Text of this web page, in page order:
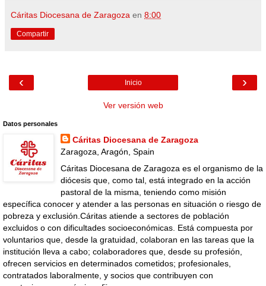
Cáritas Diocesana de Zaragoza en 8:00
Compartir
‹ ›
Inicio
Ver versión web
Datos personales
Cáritas Diocesana de Zaragoza
Zaragoza, Aragón, Spain
Cáritas Diocesana de Zaragoza es el organismo de la
diócesis que, como tal, está integrado en la acción
pastoral de la misma, teniendo como misión
específica conocer y atender a las personas en situación o riesgo de
pobreza y exclusión.Cáritas atiende a sectores de población
excluidos o con dificultades socioeconómicas. Está compuesta por
voluntarios que, desde la gratuidad, colaboran en las tareas que la
institución lleva a cabo; colaboradores que, desde su profesión,
ofrecen servicios en determinados cometidos; profesionales,
contratados laboralmente, y socios que contribuyen con